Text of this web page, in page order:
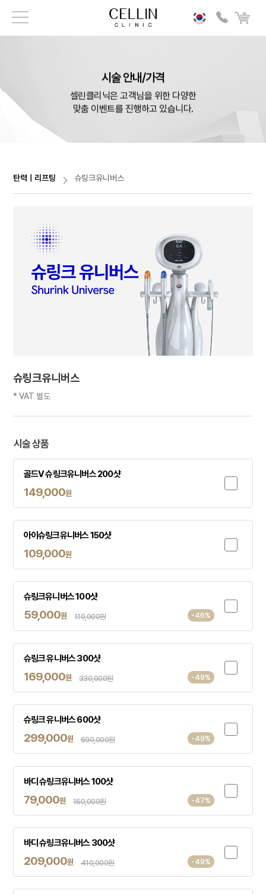
시술 안내/가격
셀린클리닉은 고객님을 위한 다양한
맞춤 이벤트를 진행하고 있습니다.
탄력ㅣ리프팅 슈링크유니버스
슈링크유니버스
* VAT 별도
시술 상품
골드V 슈링크유니버스 200샷
149,000원
아이슈링크유니버스 150샷
109,000원
슈링크유니버스 100샷
59,000원 110,000원 -46%
슈링크 유니버스 300샷
169,000원 330,000원 -49%
슈링크 유니버스 600샷
299,000원 590,000원 -49%
바디 슈링크유니버스 100샷
79,000원 150,000원 -47%
바디 슈링크유니버스 300샷
209,000원 410,000원 -49%